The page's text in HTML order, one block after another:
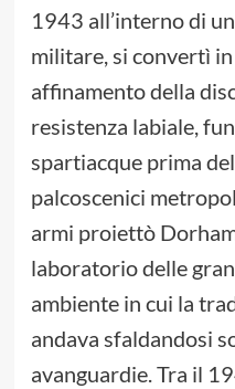
1943 all’interno di
militare, si convertì in
affinamento della
resistenza labiale,
spartiacque prima
palcoscenici
armi proiettò
laboratorio delle
ambiente in cui la
andava sfaldandosi
avanguardie. Tra il